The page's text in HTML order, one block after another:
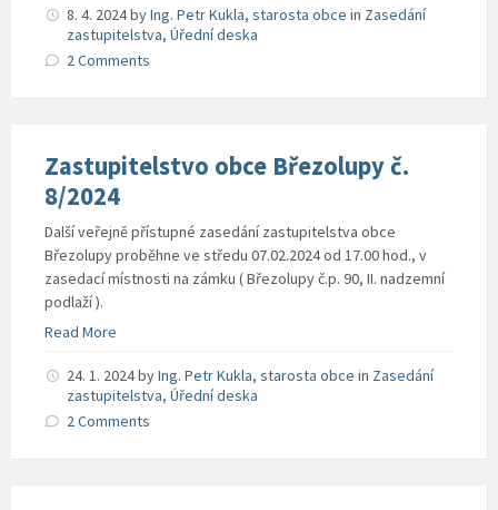
8. 4. 2024byIng. Petr Kukla, starosta obce in Zasedání
zastupitelstva, Úřední deska
2 Comments
Zastupitelstvo obce Březolupy č.
8/2024
Další veřejně přístupné zasedání zastupitelstva obce
Březolupy proběhne ve středu 07.02.2024 od 17.00 hod., v
zasedací místnosti na zámku ( Březolupy č.p. 90, II. nadzemní
podlaží ).
Read More
24. 1. 2024byIng. Petr Kukla, starosta obce in Zasedání
zastupitelstva, Úřední deska
2 Comments